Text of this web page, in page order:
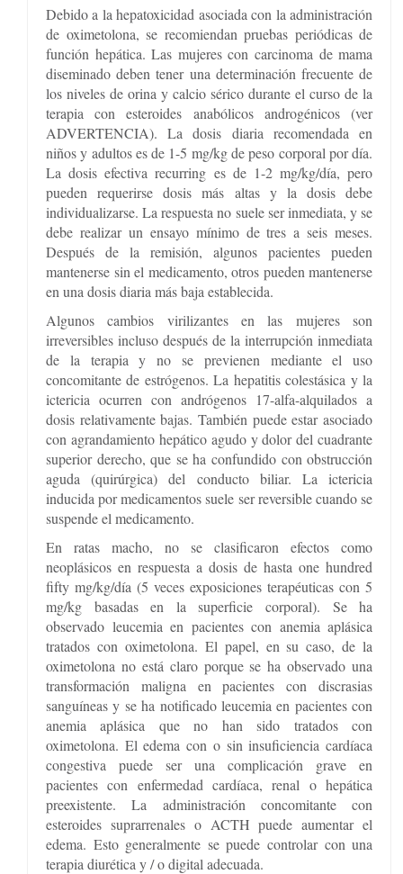
Debido a la hepatoxicidad asociada con la administración
de oximetolona, se recomiendan pruebas periódicas de
función hepática. Las mujeres con carcinoma de mama
diseminado deben tener una determinación frecuente de
los niveles de orina y calcio sérico durante el curso de la
terapia con esteroides anabólicos androgénicos (ver
ADVERTENCIA). La dosis diaria recomendada en
niños y adultos es de 1-5 mg/kg de peso corporal por día.
La dosis efectiva recurring es de 1-2 mg/kg/día, pero
pueden requerirse dosis más altas y la dosis debe
individualizarse. La respuesta no suele ser inmediata, y se
debe realizar un ensayo mínimo de tres a seis meses.
Después de la remisión, algunos pacientes pueden
mantenerse sin el medicamento, otros pueden mantenerse
en una dosis diaria más baja establecida.
Algunos cambios virilizantes en las mujeres son
irreversibles incluso después de la interrupción inmediata
de la terapia y no se previenen mediante el uso
concomitante de estrógenos. La hepatitis colestásica y la
ictericia ocurren con andrógenos 17-alfa-alquilados a
dosis relativamente bajas. También puede estar asociado
con agrandamiento hepático agudo y dolor del cuadrante
superior derecho, que se ha confundido con obstrucción
aguda (quirúrgica) del conducto biliar. La ictericia
inducida por medicamentos suele ser reversible cuando se
suspende el medicamento.
En ratas macho, no se clasificaron efectos como
neoplásicos en respuesta a dosis de hasta one hundred
fifty mg/kg/día (5 veces exposiciones terapéuticas con 5
mg/kg basadas en la superficie corporal). Se ha
observado leucemia en pacientes con anemia aplásica
tratados con oximetolona. El papel, en su caso, de la
oximetolona no está claro porque se ha observado una
transformación maligna en pacientes con discrasias
sanguíneas y se ha notificado leucemia en pacientes con
anemia aplásica que no han sido tratados con
oximetolona. El edema con o sin insuficiencia cardíaca
congestiva puede ser una complicación grave en
pacientes con enfermedad cardíaca, renal o hepática
preexistente. La administración concomitante con
esteroides suprarrenales o ACTH puede aumentar el
edema. Esto generalmente se puede controlar con una
terapia diurética y / o digital adecuada.